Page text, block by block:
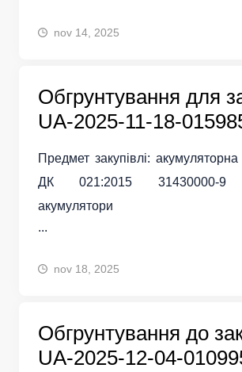
nov 14, 2025
Обгрунтування для
UA-2025-11-18-
Предмет закупівлі:
ДК 021:2015 31430000-9
акумулятори
...
nov 18, 2025
Обгрунтування до
UA-2025-12-04-